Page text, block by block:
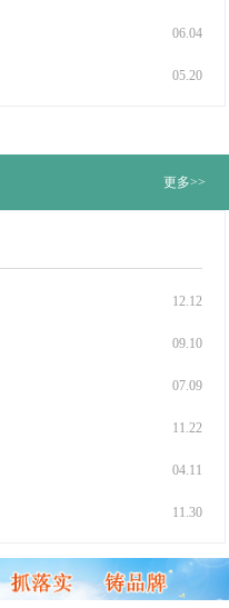
06.04
05.20
更多>>
12.12
09.10
07.09
11.22
04.11
11.30